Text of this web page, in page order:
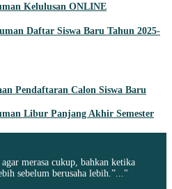
Kelulusan ONLINE
Daftar Siswa Baru Tahun 2025-
Pendaftaran Calon Siswa Baru
Libur Panjang Akhir Semester
merasa cukup, bahkan ketika
sebelum berusaha lebih.”..."